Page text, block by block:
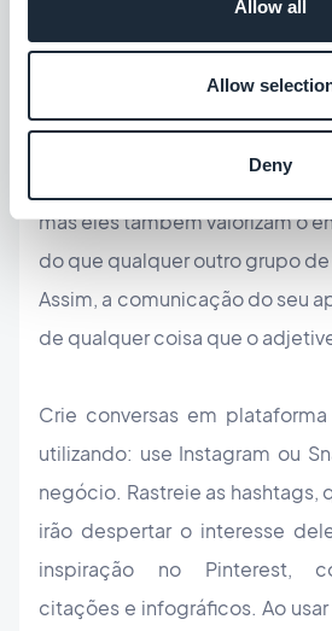
Allow all
Allow
Deny
Não seja um chato
e ansiosos do que qualquer
mas eles também valorizam o
do que qualquer outro grupo
Assim, a comunicação do seu
de qualquer coisa que o
Crie conversas em
utilizando: use Instagram ou
negócio. Rastreie as hashtags,
irão despertar o interesse
inspiração no Pinterest,
citações e infográficos. Ao